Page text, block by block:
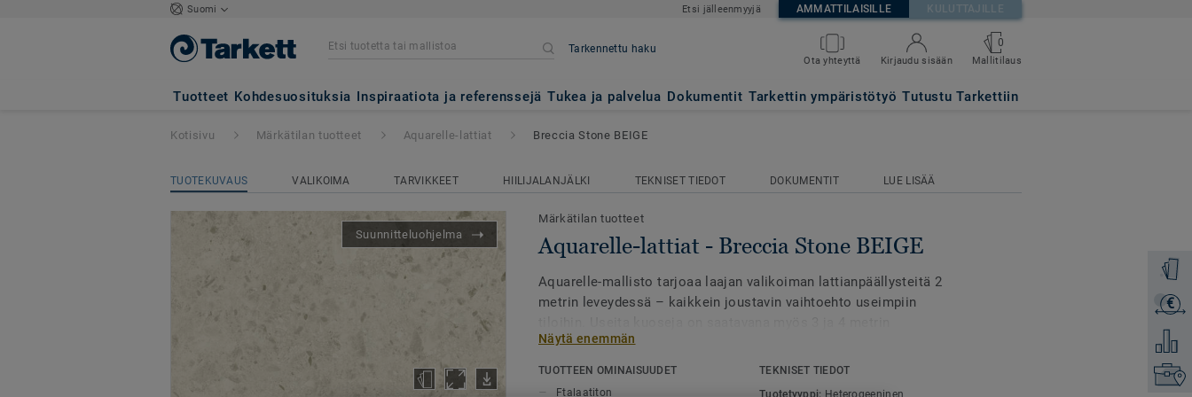
Suomi Etsi jälleenmyyjä AMMATTILAISILLE KULUTTAJILLE
Tarkennettu haku
Ota yhteyttä Kirjaudu sisään
0
Mallitilaus
Tuotteet Kohdesuosituksia Inspiraatiota ja referenssejä Tukea ja palvelua Dokumentit Tarkettin ympäristötyö Tutustu Tarkettiin
Aquarelle-lattiat - Breccia Stone BEIGE
Tilaa
€
Lisää
Etsi
Kotisivu Märkätilan tuotteet Aquarelle-lattiat Breccia Stone BEIGE
TUOTEKUVAUS VALIKOIMA TARVIKKEET HIILIJALANJÄLKI TEKNISET TIEDOT DOKUMENTIT LUE LISÄÄ
Suunnitteluohjelma
Märkätilan tuotteet
Aquarelle-lattiat - Breccia Stone BEIGE
Aquarelle-mallisto tarjoaa laajan valikoiman lattianpäällysteitä 2
metrin leveydessä – kaikkein joustavin vaihtoehto useimpiin
leveydessä, mikä mahdollistaa saumattoman ja tiiviin
asennuksen.
Näytä enemmän
TUOTTEEN OMINAISUUDET
Ftalaatiton
TEKNISET TIEDOT
Tuotetyyppi:Heterogeeninen